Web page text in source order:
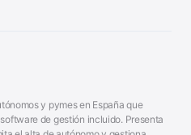
y pymes en España que
de gestión incluido. Presenta